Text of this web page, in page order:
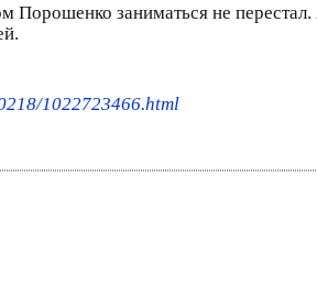
Порошенко заниматься не
1022723466.html